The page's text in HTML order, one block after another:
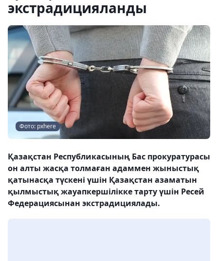
экстрадицияланды
Фото: pxhere
Қазақстан Республикасының Бас прокуратурасы
он алты жасқа толмаған адаммен жыныстық
қатынасқа түскені үшін Қазақстан азаматын
қылмыстық жауапкершілікке тарту үшін Ресей
Федерациясынан экстрадициялады.